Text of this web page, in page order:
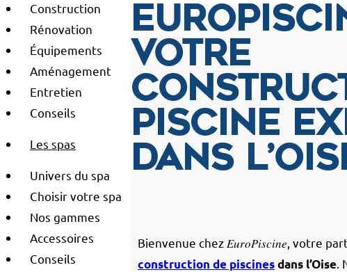
Construction
Rénovation
Équipements
Aménagement
Entretien
Conseils
Les spas
Univers du spa
Choisir votre spa
Nos gammes
Accessoires
Conseils
votre
piscine
dans
Bienvenue chez 𝐸𝑢𝑟𝑜𝑃𝑖𝑠𝑐𝑖𝑛𝑒, votre
construction de piscinesdans l’Oise